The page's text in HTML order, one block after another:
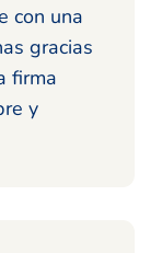
con una
gracias
firma
y